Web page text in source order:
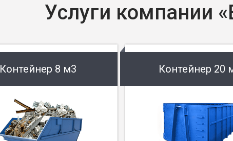
Услуги компании
Контейнер 8 м3 Контейнер 20